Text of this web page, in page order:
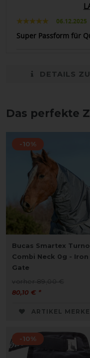
06.12.2025
Super Passform für
DETAILS
Das perfekte
-10%
Bucas Smartex
Combi Neck 0g - Iron
Gate
vorher 89,00 €
80,10 € *
ARTIKEL
-10%